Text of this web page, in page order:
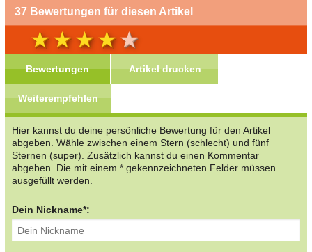
37 Bewertungen für diesen Artikel
Bewertungen Artikel drucken
Weiterempfehlen
Hier kannst du deine persönliche Bewertung für den Artikel
abgeben. Wähle zwischen einem Stern (schlecht) und fünf
Sternen (super). Zusätzlich kannst du einen Kommentar
abgeben. Die mit einem * gekennzeichneten Felder müssen
ausgefüllt werden.
Dein Nickname*: